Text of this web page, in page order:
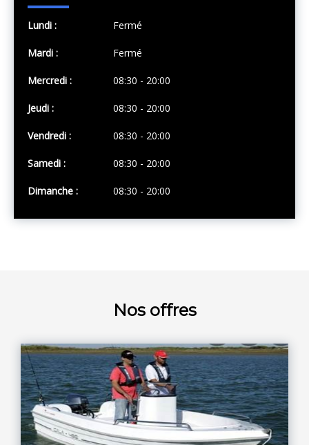
Lundi : Fermé
Mardi : Fermé
Mercredi : 08:30 - 20:00
Jeudi : 08:30 - 20:00
Vendredi : 08:30 - 20:00
Samedi : 08:30 - 20:00
Dimanche : 08:30 - 20:00
Nos offres